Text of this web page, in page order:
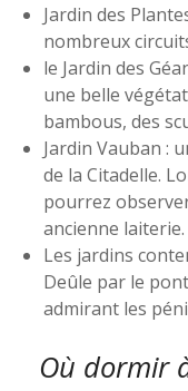
Jardin des
nombreux
le Jardin des
une belle
bambous, des
Jardin Vauban :
de la Citadelle.
pourrez
ancienne laiterie.
Les jardins
Deûle par le
admirant les
Où dormir